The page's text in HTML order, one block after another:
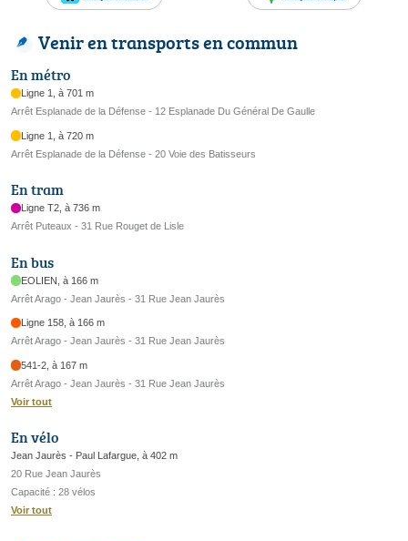
Venir en transports en commun
En métro
Ligne 1, à 701 m
Arrêt Esplanade de la Défense - 12 Esplanade Du Général De Gaulle
Ligne 1, à 720 m
Arrêt Esplanade de la Défense - 20 Voie des Batisseurs
En tram
Ligne T2, à 736 m
Arrêt Puteaux - 31 Rue Rouget de Lisle
En bus
EOLIEN, à 166 m
Arrêt Arago - Jean Jaurès - 31 Rue Jean Jaurès
Ligne 158, à 166 m
Arrêt Arago - Jean Jaurès - 31 Rue Jean Jaurès
541-2, à 167 m
Arrêt Arago - Jean Jaurès - 31 Rue Jean Jaurès
Voir tout
En vélo
Jean Jaurès - Paul Lafargue, à 402 m
20 Rue Jean Jaurès
Capacité : 28 vélos
Voir tout